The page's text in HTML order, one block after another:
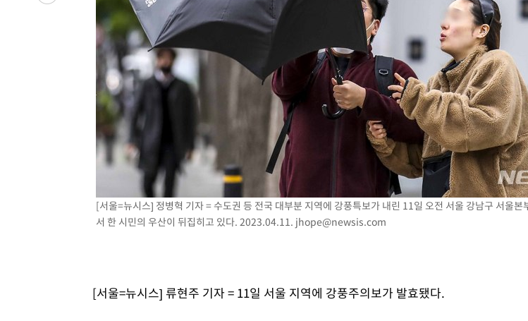
1시간 전 >
[단독]중수청 지원 검사들, 정원 초과 시 낮은 계급 임용…희망지 못 갈
낮 최고 37도 찜통더위…곳곳 소나기·강원 많은 비[내일날씨]
SK하이닉스, 용인·청주 팹에 54조 투자…"AI 메모리 수요 선제 대응"
여자배구 이재영·이다영 자매, 아제르바이잔 투란VC 입단
외국인 심판 성 접대 7경기 들여다보니…한국 축구 '5승 2무'
[속보]코스닥, 2.86포인트(0.36%) 내린 798.81마감
[속보]코스피, 6200선 약보합…0.60% 내린 6258.77에 마쳐
[속보]원·달러 환율, 7.7원 내린 1416.1원 마감
[속보] 노원서 40.1도 관측…서울, 2018년 이후 첫 40도
[속보]종합특검, '계엄 수용공간 확보' 신용해 前교정본부장 기소
외신들도 주목한 韓축구 파문…"국민적 공분에 수사 재개"
11시간 압수수색에 성접대 파문까지…'쑥대밭' 된 축구협회
[서울=뉴시스] 정병혁 기자 = 수도권 등 전국 대부분 지역에 강풍특보가 내린 11일 오전 서울 강남구 서울본
서 한 시민의 우산이 뒤집히고 있다. 2023.04.11. jhope@newsis.com
[서울=뉴시스] 류현주 기자 = 11일 서울 지역에 강풍주의보가 발효됐다.